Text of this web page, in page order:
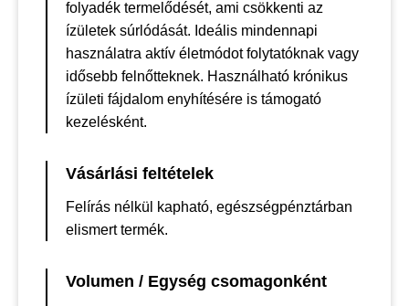
folyadék termelődését, ami csökkenti az
ízületek súrlódását. Ideális mindennapi
használatra aktív életmódot folytatóknak vagy
idősebb felnőtteknek. Használható krónikus
ízületi fájdalom enyhítésére is támogató
kezelésként.
Vásárlási feltételek
Felírás nélkül kapható, egészségpénztárban
elismert termék.
Volumen / Egység csomagonként